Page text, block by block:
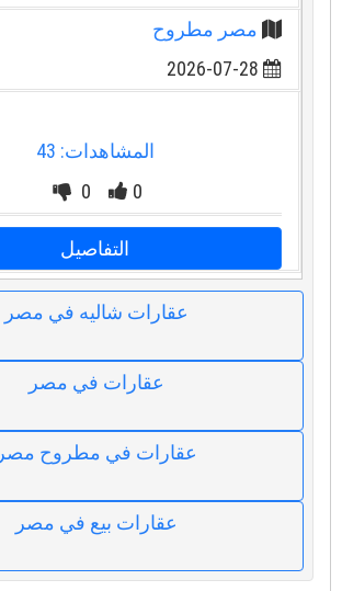
مصر مطروح
2026-07-28
المشاهدات: 43
0
0
التفاصيل
عقارات شاليه في مصر
عقارات في مصر
عقارات في مطروح مصر
عقارات بيع في مصر